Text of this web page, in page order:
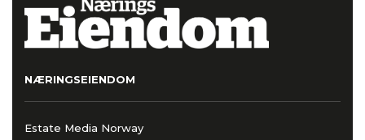
NÆRINGSEIENDOM
Estate Media Norway